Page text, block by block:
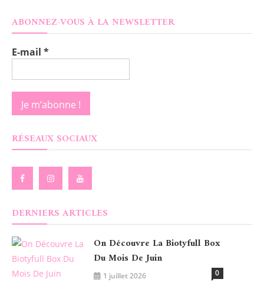
ABONNEZ-VOUS À LA NEWSLETTER
E-mail *
RÉSEAUX SOCIAUX
DERNIERS ARTICLES
On Découvre La Biotyfull Box
Du Mois De Juin
1 juillet 2026 0